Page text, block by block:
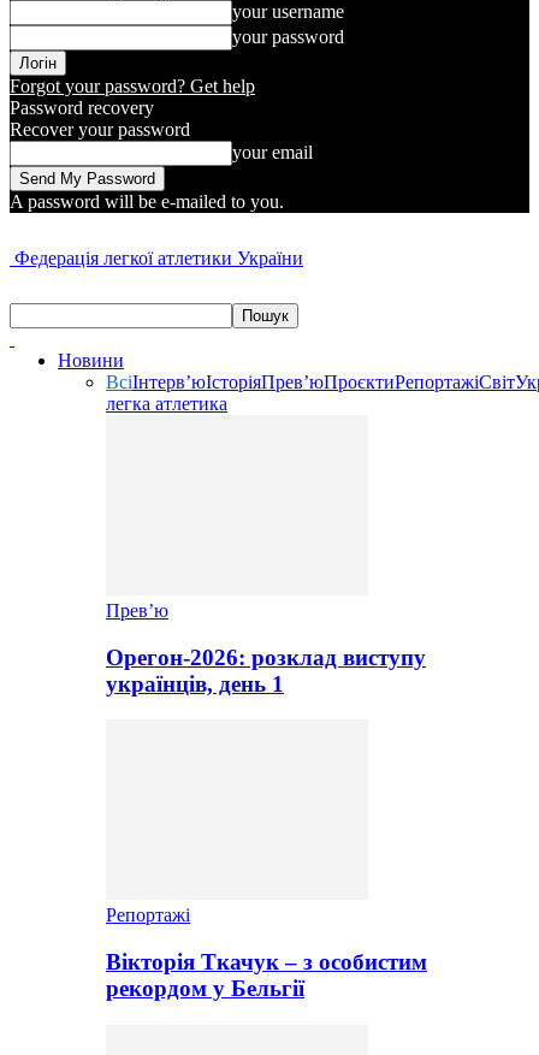
your username
your password
Forgot your password? Get help
Password recovery
Recover your password
your email
A password will be e-mailed to you.
Федерація легкої атлетики України
Новини
ВсіІнтерв’юІсторіяПрев’юПроєктиРепортажіСвіт
легка атлетика
Прев’ю
Орегон-2026: розклад виступу
українців, день 1
Репортажі
Вікторія Ткачук – з особистим
рекордом у Бельгії